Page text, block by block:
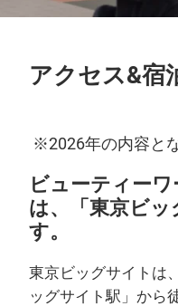
アクセス&宿
※2026年の内容と
ビューティー
は、「東京ビッ
す。
東京ビッグサイトは
ッグサイト駅」から